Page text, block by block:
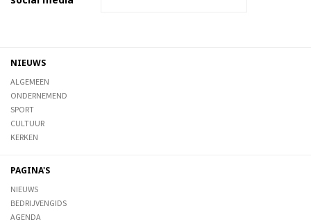
NIEUWS
ALGEMEEN
ONDERNEMEND
SPORT
CULTUUR
KERKEN
PAGINA'S
NIEUWS
BEDRIJVENGIDS
AGENDA